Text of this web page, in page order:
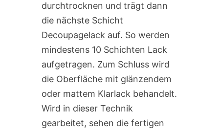
durchtrocknen und trägt dann
die nächste Schicht
Decoupagelack auf. So werden
mindestens 10 Schichten Lack
aufgetragen. Zum Schluss wird
die Oberfläche mit glänzendem
oder mattem Klarlack behandelt.
Wird in dieser Technik
gearbeitet, sehen die fertigen